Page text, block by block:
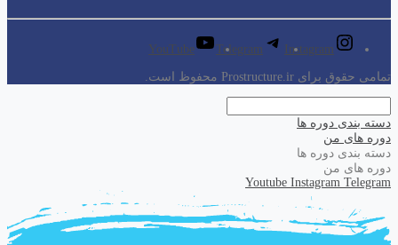
Instagram
Telegram
YouTube
تمامی حقوق برای Prostructure.ir محفوظ است.
دسته بندی دوره ها
دوره های من
دسته بندی دوره ها
دوره های من
Youtube Instagram Telegram